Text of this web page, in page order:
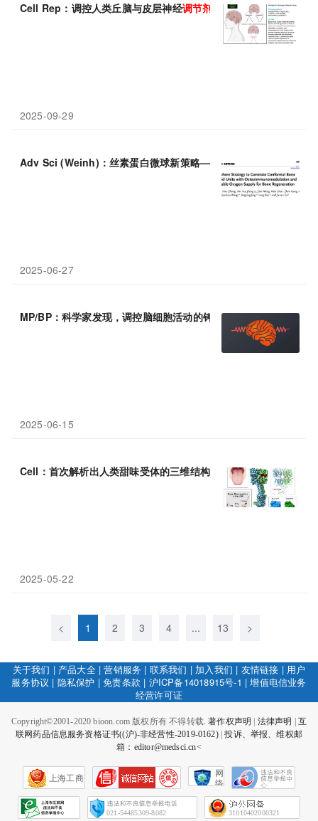
Cell Rep：调控人类丘脑与皮层神经调节剂 释放，具区域、效价
2025-09-29
Adv Sci (Weinh)：丝素蛋白微球新策略——释氧+ 双驱
2025-06-27
MP/BP：科学家发现，调控脑细胞活动的钾离子通道调节剂，可以
2025-06-15
Cell：首次解析出人类甜味受体的三维结构图，有望设计出能调节
2025-05-22
< 1 2 3 4 ... 13 >
关于我们 | 产品大全|营销服务 | 联系我们 | 加入我们 | 友情链接 | 用户
服务协议 | 隐私保护 |免责条款 | 沪ICP备14018915号-1 |增值电信业务
经营许可证
Copyright©2001-2020 bioon.com 版权所有 不得转载.著作权声明 法律声明
互
联网药品信息服务资格证书((沪)-非经营性-2019-0162)|投诉、举报、维权邮
箱：editor@medsci.cn<
上海工商
网
络
会
征
021-54485309-8082 31010402000321